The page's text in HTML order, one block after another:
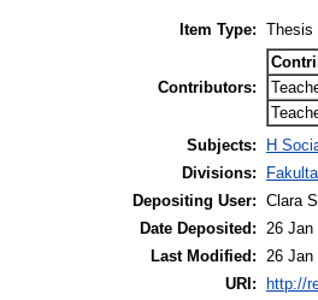
Item Type: Thesis
Contributors:
Subjects:
H
Divisions:
Depositing User: Clara
Date Deposited:
26 Jan
Last Modified:
26 Jan
URI:
http://